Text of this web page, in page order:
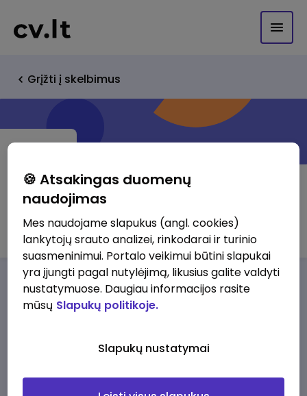
Grįžti į skelbimus
Baltic Cargo Trans UAB
Darbo pasiūlymaiApie musPrivalumai
darbo pasiūlymų
🍪 Atsakingas duomenų
naudojimas
Mes naudojame slapukus (angl. cookies)
lankytojų srauto analizei, rinkodarai ir turinio
suasmeninimui. Portalo veikimui būtini slapukai
yra įjungti pagal nutylėjimą, likusius galite valdyti
nustatymuose. Daugiau informacijos rasite
mūsų Slapukų politikoje.
Slapukų nustatymai